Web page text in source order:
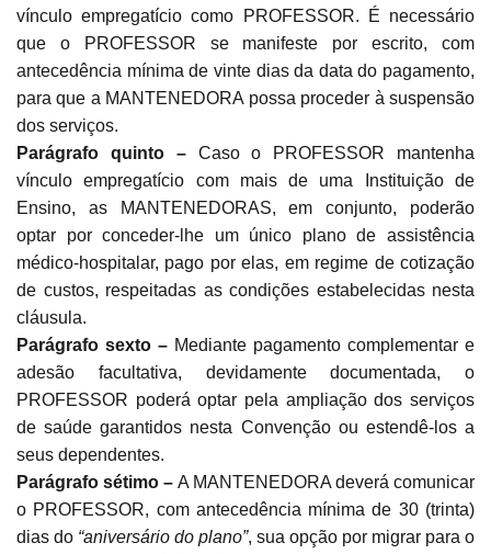
vínculo empregatício como PROFESSOR. É necessário
que o PROFESSOR se manifeste por escrito, com
antecedência mínima de vinte dias da data do pagamento,
para que a MANTENEDORA possa proceder à suspensão
dos serviços.
Parágrafo quinto –Caso o PROFESSOR mantenha
vínculo empregatício com mais de uma Instituição de
Ensino, as MANTENEDORAS, em conjunto, poderão
optar por conceder-lhe um único plano de assistência
médico-hospitalar, pago por elas, em regime de cotização
de custos, respeitadas as condições estabelecidas nesta
cláusula.
Parágrafo sexto – Mediante pagamento complementar e
adesão facultativa, devidamente documentada, o
PROFESSOR poderá optar pela ampliação dos serviços
de saúde garantidos nesta Convenção ou estendê-los a
seus dependentes.
Parágrafo sétimo – A MANTENEDORA deverá comunicar
o PROFESSOR, com antecedência mínima de 30 (trinta)
dias do “aniversário do plano”, sua opção por migrar para o